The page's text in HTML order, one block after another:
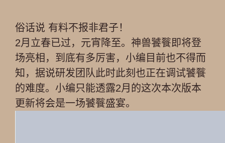
俗话说 有料不报非君子！
2月立春已过，元宵降至。神兽饕餮即将登
场亮相，到底有多厉害，小编目前也不得而
知，据说研发团队此时此刻也正在调试饕餮
的难度。小编只能透露2月的这次本次版本
更新将会是一场饕餮盛宴。